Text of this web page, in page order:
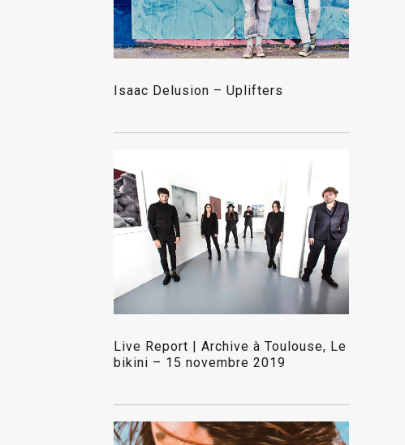
Isaac Delusion – Uplifters
Live Report | Archive à Toulouse, Le
bikini – 15 novembre 2019